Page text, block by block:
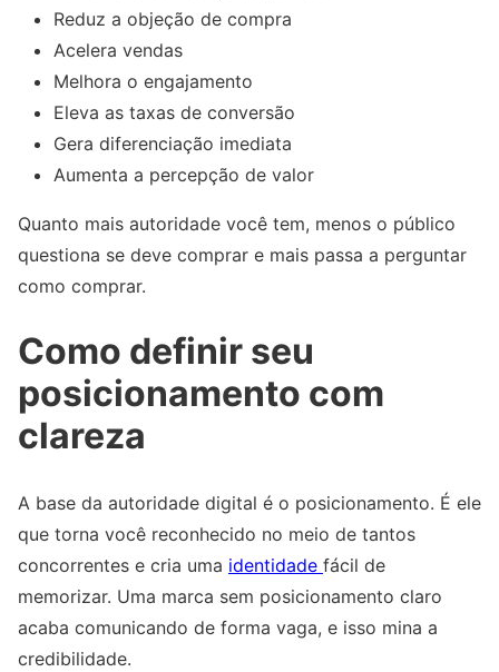
Reduz a objeção de compra
Acelera vendas
Melhora o engajamento
Eleva as taxas de conversão
Gera diferenciação imediata
Aumenta a percepção de valor
Quanto mais autoridade você tem, menos o público
questiona se deve comprar e mais passa a perguntar
como comprar.
Como definir seu
posicionamento com
clareza
A base da autoridade digital é o posicionamento. É ele
que torna você reconhecido no meio de tantos
concorrentes e cria uma identidade fácil de
memorizar. Uma marca sem posicionamento claro
acaba comunicando de forma vaga, e isso mina a
credibilidade.